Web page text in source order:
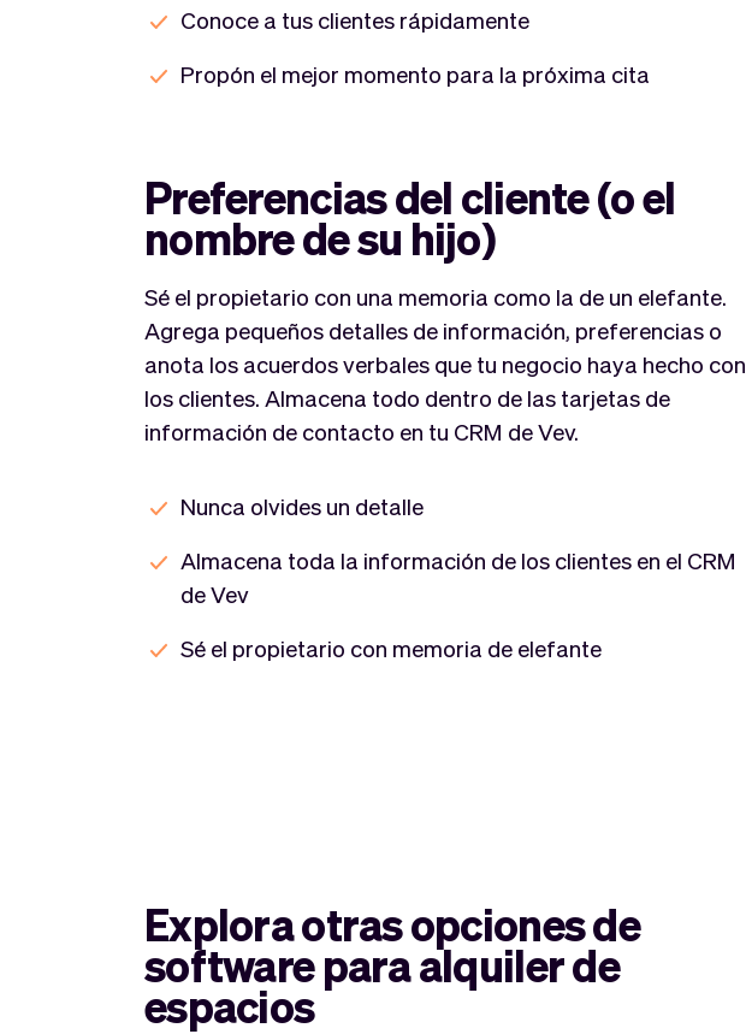
Conoce a tus clientes rápidamente
Propón el mejor momento para la próxima cita
Preferencias del cliente (o el
nombre de su hijo)
Sé el propietario con una memoria como la de un elefante.
Agrega pequeños detalles de información, preferencias o
anota los acuerdos verbales que tu negocio haya hecho con
los clientes. Almacena todo dentro de las tarjetas de
información de contacto en tu CRM de Vev.
Nunca olvides un detalle
Almacena toda la información de los clientes en el CRM
de Vev
Sé el propietario con memoria de elefante
Explora otras opciones de
software para alquiler de
espacios